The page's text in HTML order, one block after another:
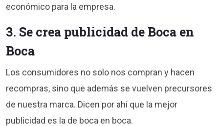
económico para la empresa.
3. Se crea publicidad de Boca en
Boca
Los consumidores no solo nos compran y hacen
recompras, sino que además se vuelven precursores
de nuestra marca. Dicen por ahí que la mejor
publicidad es la de boca en boca.